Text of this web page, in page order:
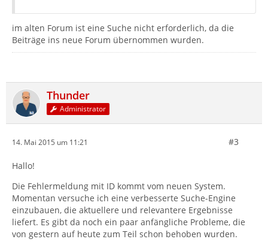
im alten Forum ist eine Suche nicht erforderlich, da die
Beiträge ins neue Forum übernommen wurden.
Thunder
Administrator
14. Mai 2015 um 11:21 #3
Hallo!
Die Fehlermeldung mit ID kommt vom neuen System.
Momentan versuche ich eine verbesserte Suche-Engine
einzubauen, die aktuellere und relevantere Ergebnisse
liefert. Es gibt da noch ein paar anfängliche Probleme, die
von gestern auf heute zum Teil schon behoben wurden.